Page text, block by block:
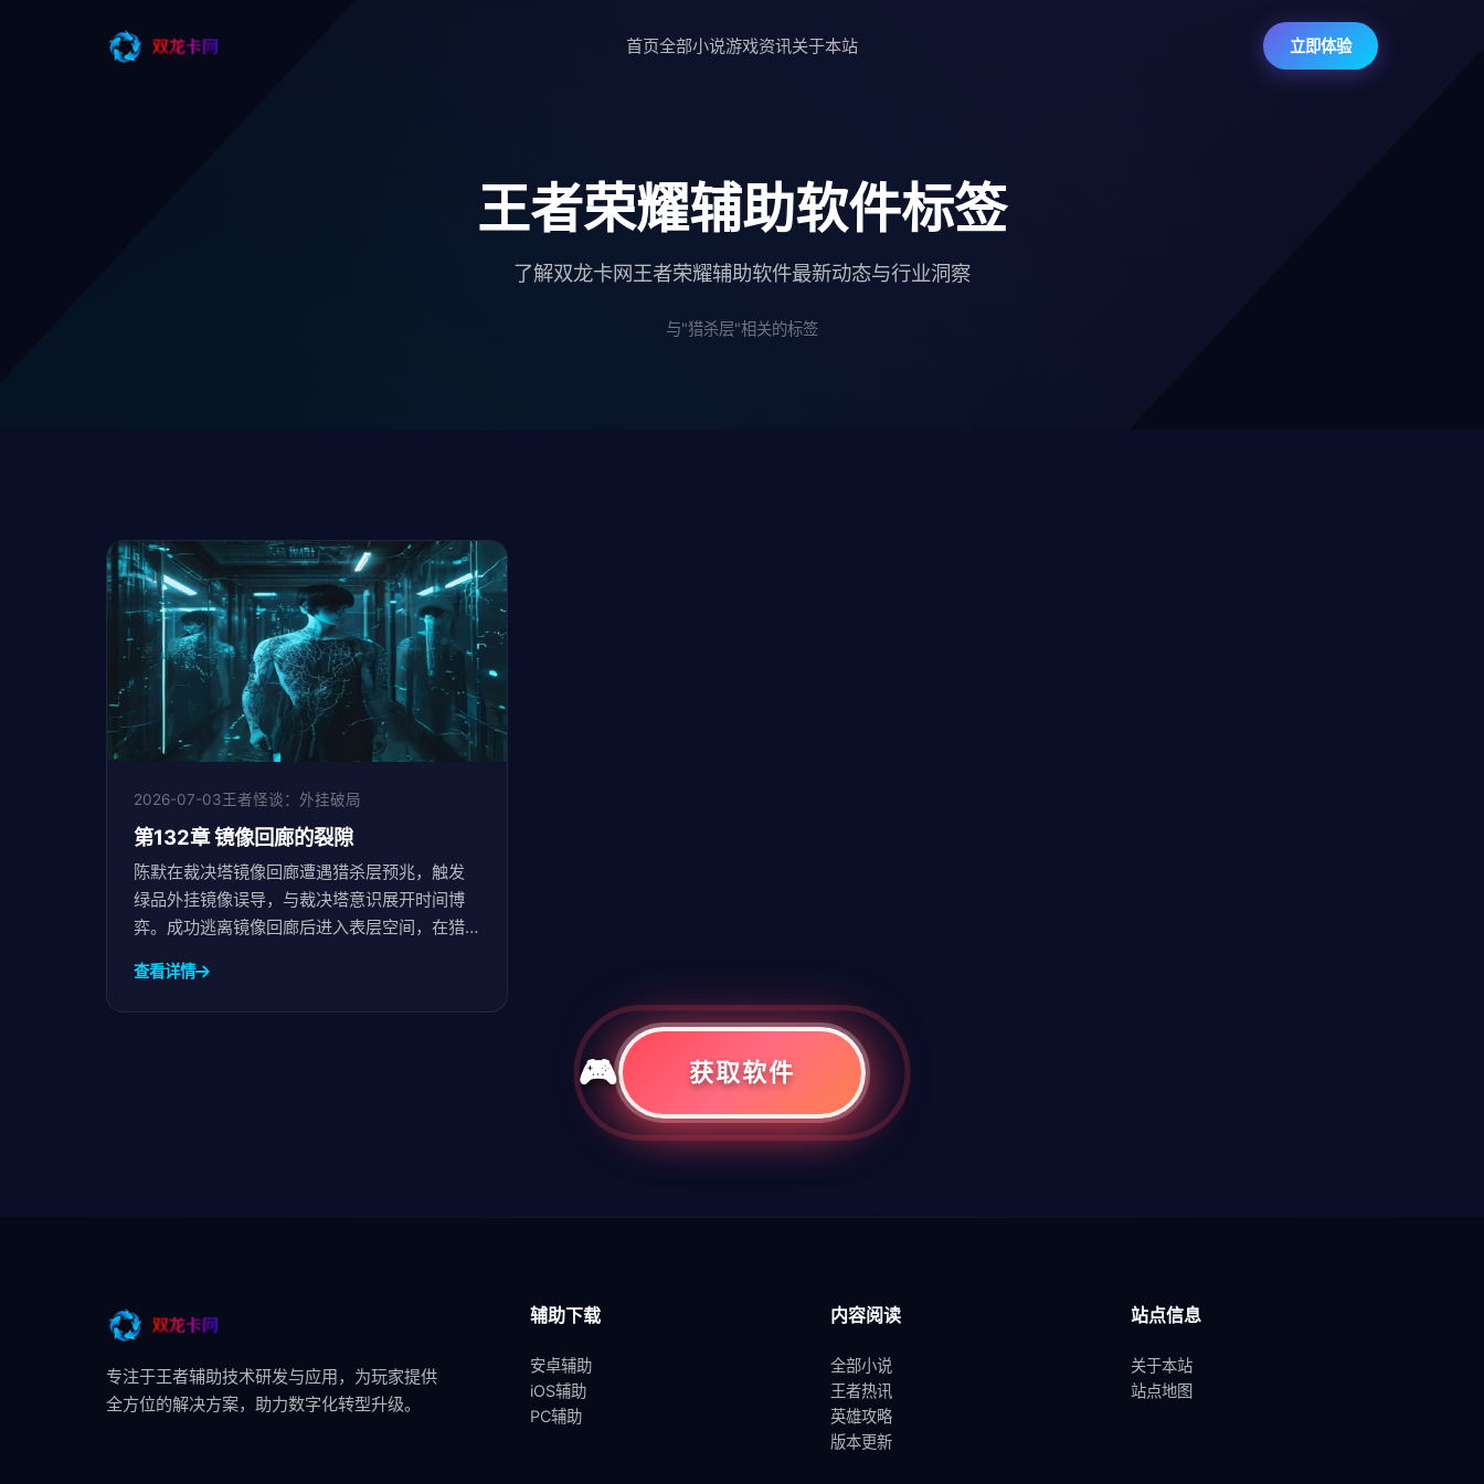
首页全部小说游戏资讯关于本站 立即体验
王者荣耀辅助软件标签
了解双龙卡网王者荣耀辅助软件最新动态与行业洞察
与"猎杀层"相关的标签
2026-07-03王者怪谈：外挂破局
第132章 镜像回廊的裂隙
陈默在裁决塔镜像回廊遭遇猎杀层预兆，触发
绿品外挂镜像误导，与裁决塔意识展开时间博
弈。成功逃离镜像回廊后进入表层空间，在猎
口。赵明在雨中现身，手持虚空碎片等待陈默...
查看详情
共1页1条
专注于王者辅助技术研发与应用，为玩家提供
全方位的解决方案，助力数字化转型升级。
辅助下载
安卓辅助
iOS辅助
PC辅助
内容阅读
全部小说
王者热讯
英雄攻略
版本更新
站点信息
关于本站
站点地图
获取软件